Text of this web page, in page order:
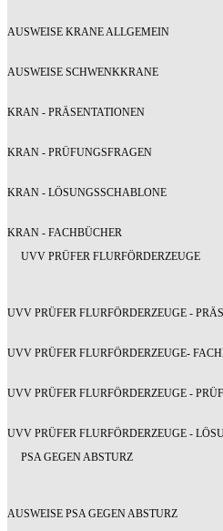
AUSWEISE KRANE ALLGEMEIN
AUSWEISE SCHWENKKRANE
KRAN - PRÄSENTATIONEN
KRAN - PRÜFUNGSFRAGEN
KRAN - LÖSUNGSSCHABLONE
KRAN - FACHBÜCHER
UVV PRÜFER FLURFÖRDERZEUGE
UVV PRÜFER FLURFÖRDERZEUGE -
UVV PRÜFER FLURFÖRDERZEUGE-
UVV PRÜFER FLURFÖRDERZEUGE -
UVV PRÜFER FLURFÖRDERZEUGE -
PSA GEGEN ABSTURZ
AUSWEISE PSA GEGEN ABSTURZ